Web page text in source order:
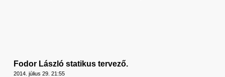
Fodor László statikus tervező.
2014. július 29. 21:55